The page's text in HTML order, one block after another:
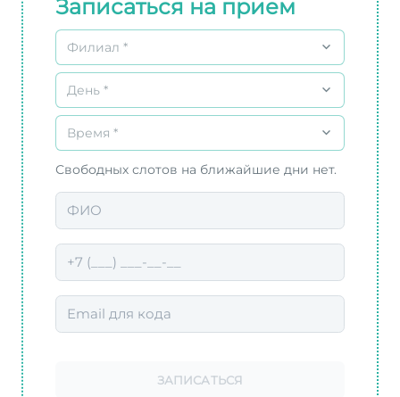
Записаться на прием
Филиал *
День *
Время *
Свободных слотов на ближайшие дни нет.
ЗАПИСАТЬСЯ